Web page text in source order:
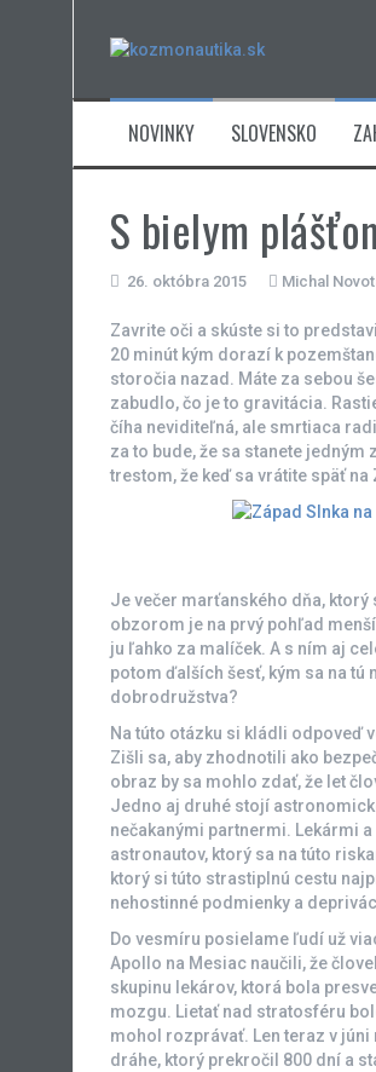
NOVINKY SLOVENSKO
S bielym
26. októbra 2015 Michal
Zavrite oči a skúste si to
20 minút kým dorazí k
storočia nazad. Máte za sebou
zabudlo, čo je to gravitácia.
číha neviditeľná, ale smrtiaca
za to bude, že sa stanete
trestom, že keď sa vrátite späť
Je večer marťanského dňa, ktorý
obzorom je na prvý pohľad
ju ľahko za malíček. A s ním aj
potom ďalších šesť, kým sa na tú
dobrodružstva?
Na túto otázku si kládli odpoveď
Zišli sa, aby zhodnotili ako
obraz by sa mohlo zdať, že let
Jedno aj druhé stojí
nečakanými partnermi. Lekármi
astronautov, ktorý sa na túto
ktorý si túto strastiplnú cestu
nehostinné podmienky a
Do vesmíru posielame ľudí už
Apollo na Mesiac naučili, že
skupinu lekárov, ktorá bola
mozgu. Lietať nad stratosféru
mohol rozprávať. Len teraz v
dráhe, ktorý prekročil 800 dní a